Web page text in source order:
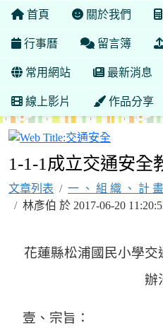
首頁 關於我們
行事曆 留言簿
常用網站 最新消息
線上影片 作品分享
1-1-1成立交通安全
文章列表
一 、 組 織 、 計
林彥伯 於 2017-06-20
花蓮縣松浦國民小學
辦
壹、宗旨：